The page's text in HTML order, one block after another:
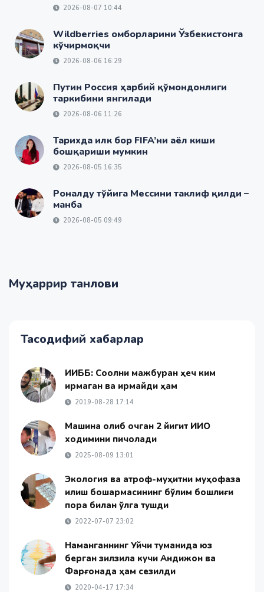
2026-08-07 10:44
Wildberries омборларини Ўзбекистонга
кўчирмоқчи
2026-08-06 16:29
Путин Россия ҳарбий қўмондонлиги
таркибини янгилади
2026-08-06 11:26
Тарихда илк бор FIFA’ни аёл киши
бошқариши мумкин
2026-08-05 16:35
Роналду тўйига Мессини таклиф қилди –
манба
2026-08-05 09:49
Муҳаррир танлови
Тасодифий хабарлар
ИИББ: Соқолни мажбуран ҳеч ким
қирмаган ва қирмайди ҳам
2019-08-28 17:14
Машина олиб қочган 2 йигит ИИО
ходимини пичоқлади
2025-08-09 13:01
Экология ва атроф-муҳитни муҳофаза
қилиш бошқармасининг бўлим бошлиғи
пора билан қўлга тушди
2022-07-07 23:02
Наманганнинг Уйчи туманида юз
берган зилзила кучи Андижон ва
Фарғонада ҳам сезилди
2020-04-17 17:34